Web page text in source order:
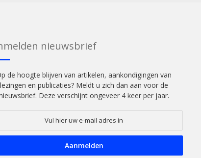
nieuwsbrief
de hoogte blijven van artikelen, aankondigingen van
lezingen en publicaties? Meldt u zich dan aan voor de
Deze verschijnt ongeveer 4 keer per jaar.